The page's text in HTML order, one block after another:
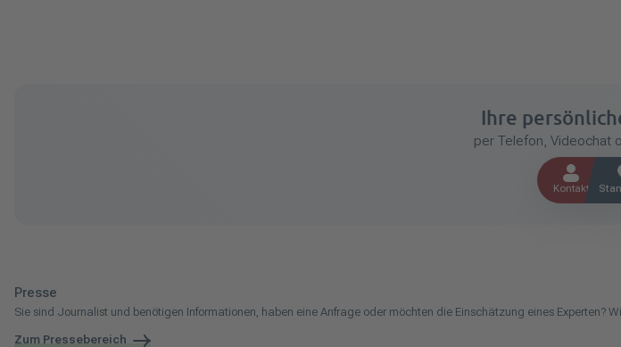
Ihre
per Telefon, Videochat
Kontakt
Presse
Sie sind Journalist und benötigen Informationen, haben eine Anfrage oder möchten die Einschätzung eines Experten?
Zum Pressebereich